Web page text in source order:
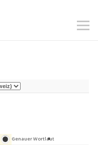
Genauer Wortlaut